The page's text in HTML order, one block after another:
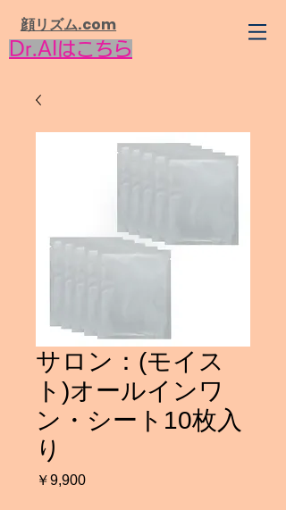
​顔リズム.com
Dr.AIはこちら
サロン：(モイス
ト)オールインワ
ン・シート10枚入
り
￥9,900価